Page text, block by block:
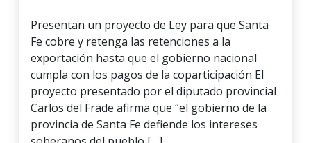
Presentan un proyecto de Ley para que Santa
Fe cobre y retenga las retenciones a la
exportación hasta que el gobierno nacional
cumpla con los pagos de la coparticipación El
proyecto presentado por el diputado provincial
Carlos del Frade afirma que “el gobierno de la
provincia de Santa Fe defiende los intereses